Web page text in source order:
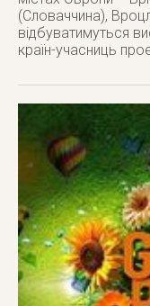
(Словаччина),
відбуватимуться
країн-учасниць